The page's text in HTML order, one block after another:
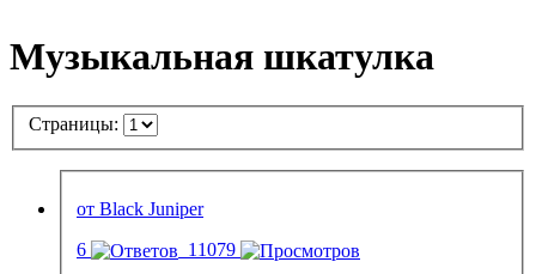
Музыкальная шкатулка
Страницы:
от Black Juniper
6
11079